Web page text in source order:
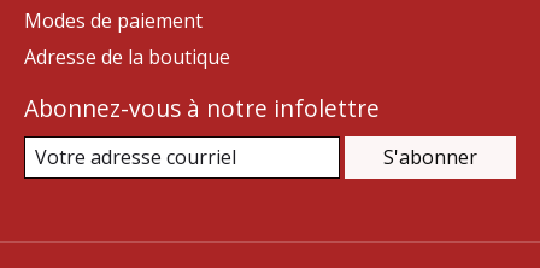
Modes de paiement
Adresse de la boutique
Abonnez-vous à notre infolettre
S'abonner